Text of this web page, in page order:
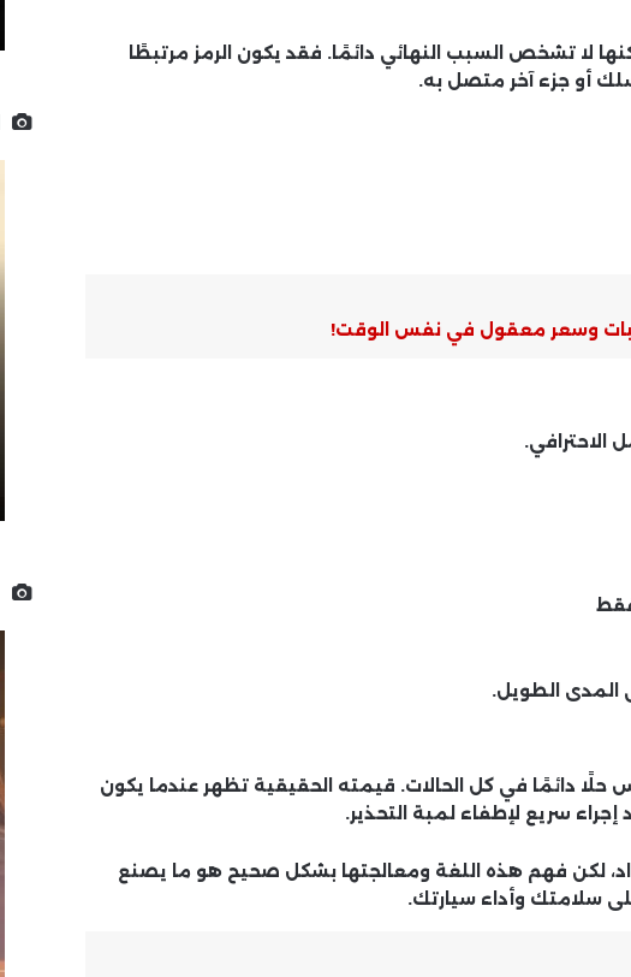
لا تشخص السبب النهائي دائمًا. فقد يكون الرمز مرتبطًا
أو جزء آخر متصل به.
الاحترافي.
المدى الطويل.
حلًا دائمًا في كل الحالات. قيمته الحقيقية تظهر عندما يكون
سريع لإطفاء لمبة التحذير.
لكن فهم هذه اللغة ومعالجتها بشكل صحيح هو ما يصنع
سلامتك وأداء سيارتك.
قائمة أسعار السيارات كاملة .. دليل